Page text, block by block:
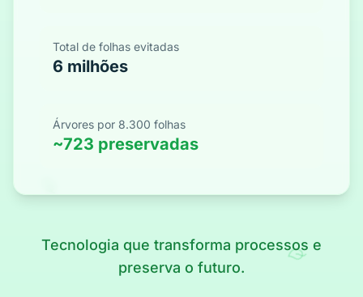
Total de folhas evitadas
6 milhões
Árvores por 8.300 folhas
~723 preservadas
Tecnologia que transforma processos e
preserva o futuro.